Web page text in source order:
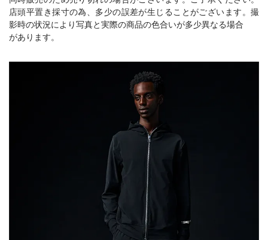
店頭平置き採寸の為、多少の誤差が生じることがございます。撮
影時の状況により写真と実際の商品の色合いが多少異なる場合
があります。